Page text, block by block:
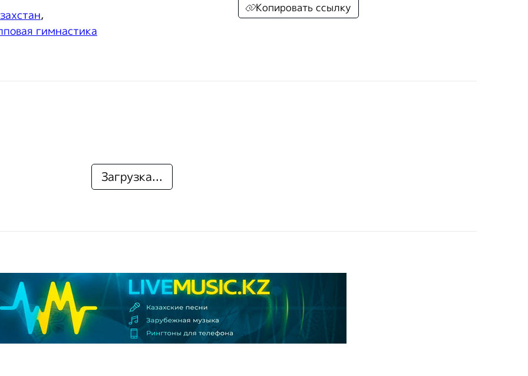
,
гимнастика
Копировать ссылку
Загрузка...